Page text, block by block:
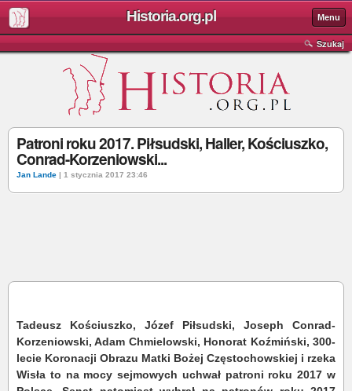
Historia.org.pl Menu
Szukaj
Patroni roku 2017. Piłsudski, Haller, Kościuszko,
Conrad-Korzeniowski...
Jan Lande | 1 stycznia 2017 23:46
Tadeusz Kościuszko, Józef Piłsudski, Joseph Conrad-
Korzeniowski, Adam Chmielowski, Honorat Koźmiński, 300-
lecie Koronacji Obrazu Matki Bożej Częstochowskiej i rzeka
Wisła to na mocy sejmowych uchwał patroni roku 2017 w